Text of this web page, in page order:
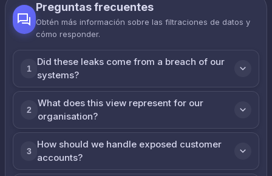
Preguntas frecuentes
Obtén más información sobre las filtraciones de datos y
cómo responder.
1
Did these leaks come from a breach of our
systems?
2
What does this view represent for our
organisation?
3
How should we handle exposed customer
accounts?